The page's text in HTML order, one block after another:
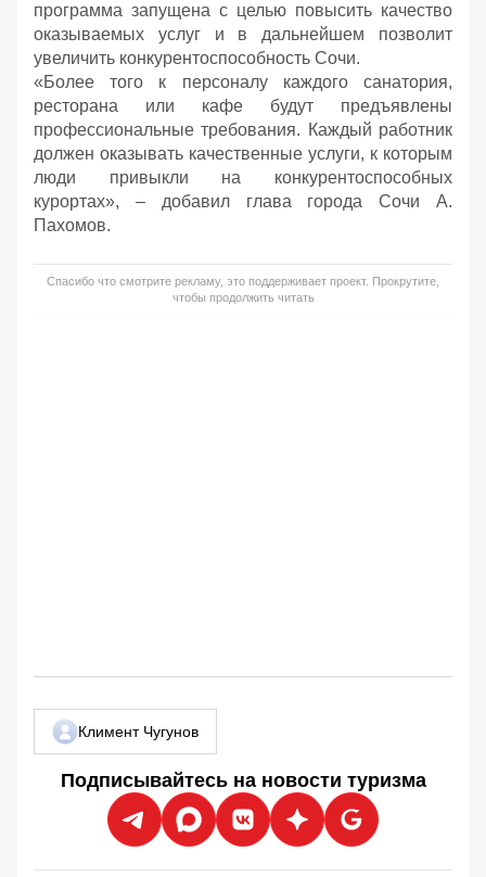
программа запущена с целью повысить качество
оказываемых услуг и в дальнейшем позволит
увеличить конкурентоспособность Сочи.
«Более того к персоналу каждого санатория,
ресторана или кафе будут предъявлены
профессиональные требования. Каждый работник
должен оказывать качественные услуги, к которым
люди привыкли на конкурентоспособных
курортах», – добавил глава города Сочи А.
Пахомов.
Спасибо что смотрите рекламу, это поддерживает проект. Прокрутите,
чтобы продолжить читать
Климент Чугунов
Подписывайтесь на новости туризма